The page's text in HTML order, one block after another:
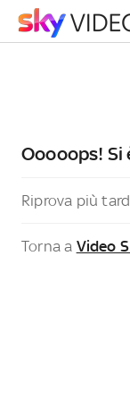
Ooooops!
Riprova più
Torna a Video